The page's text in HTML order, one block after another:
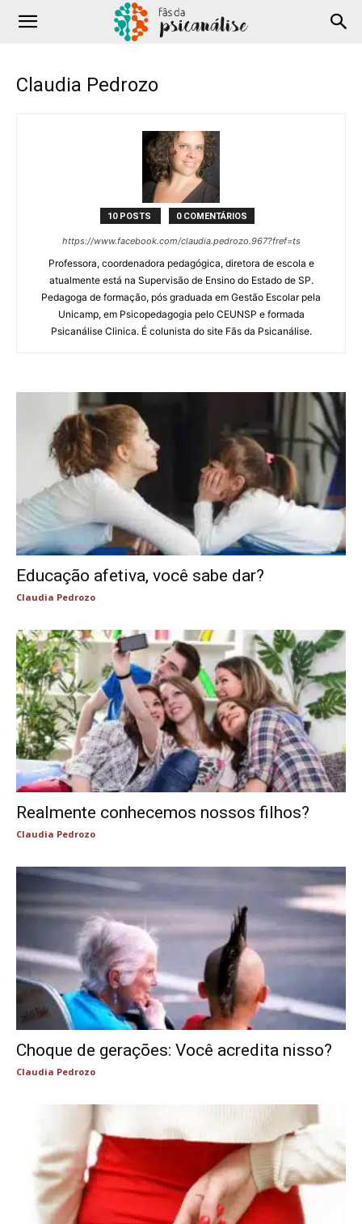
Claudia Pedrozo
10 POSTS 0 COMENTÁRIOS
https://www.facebook.com/claudia.pedrozo.967?fref=ts
Professora, coordenadora pedagógica, diretora de escola e
atualmente está na Supervisão de Ensino do Estado de SP.
Pedagoga de formação, pós graduada em Gestão Escolar pela
Unicamp, em Psicopedagogia pelo CEUNSP e formada
Psicanálise Clinica. É colunista do site Fãs da Psicanálise.
Educação afetiva, você sabe dar?
Claudia Pedrozo
Realmente conhecemos nossos filhos?
Claudia Pedrozo
Choque de gerações: Você acredita nisso?
Claudia Pedrozo